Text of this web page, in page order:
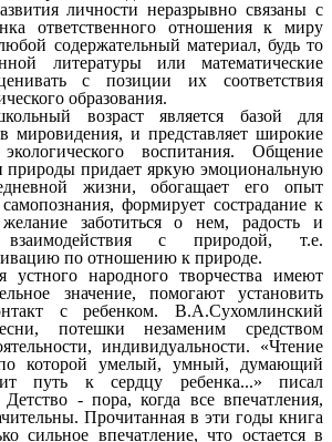
личности неразрывно связаны с
ответственного отношения к миру
содержательный материал, будь то
литературы или математические
с позиции их соответствия
образования.
возраст является базой для
мировидения, и представляет широкие
воспитания. Общение
природы придает яркую эмоциональную
жизни, обогащает его опыт
формирует сострадание к
заботиться о нем, радость и
с природой, т.е.
по отношению к природе.
устного народного творчества имеют
значение, помогают установить
с ребенком. В.А.Сухомлинский
потешки незаменим средством
индивидуальности. «Чтение
которой умелый, умный, думающий
путь к сердцу ребенка...» писал
- пора, когда все впечатления,
Прочитанная в эти годы книга
сильное впечатление, что остается в